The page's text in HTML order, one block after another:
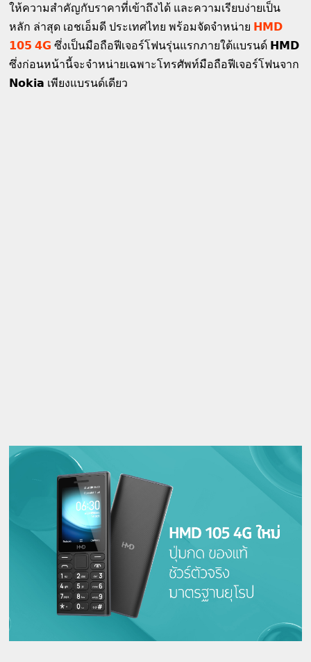
ให้ความสำคัญกับราคาที่เข้าถึงได้ และความเรียบง่ายเป็น
หลัก ล่าสุด เอชเอ็มดี ประเทศไทย พร้อมจัดจำหน่าย 𝗛𝗠𝗗
𝟭𝟬𝟱 𝟰𝗚 ซึ่งเป็นมือถือฟีเจอร์โฟนรุ่นแรกภายใต้แบรนด์ 𝗛𝗠𝗗
ซึ่งก่อนหน้านี้จะจำหน่ายเฉพาะโทรศัพท์มือถือฟีเจอร์โฟนจาก
𝗡𝗼𝗸𝗶𝗮 เพียงแบรนด์เดียว